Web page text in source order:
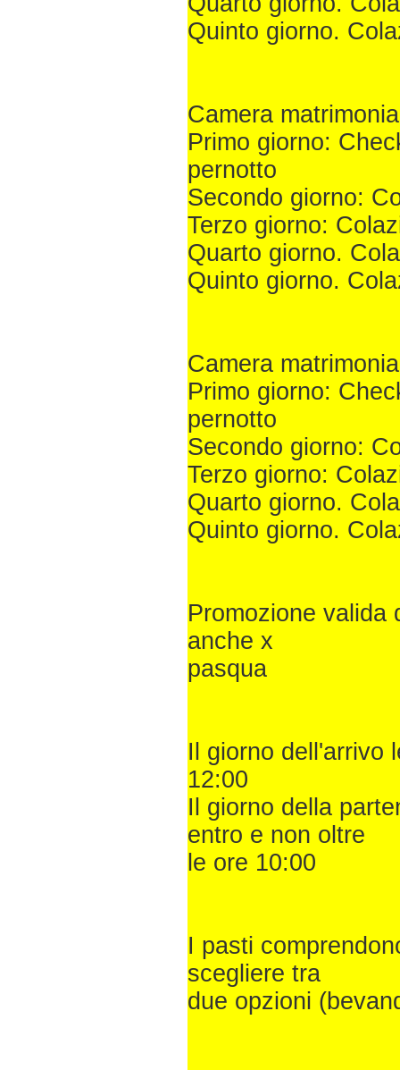
Quinto giorno.
Camera
Primo giorno:
pernotto
Secondo giorno:
Terzo giorno:
Quarto giorno.
Quinto giorno.
Camera
Primo giorno:
pernotto
Secondo giorno:
Terzo giorno:
Quarto giorno.
Quinto giorno.
Promozione
anche x
pasqua
Il giorno dell'arrivo
12:00
Il giorno della
entro e non oltre
le ore 10:00
I pasti
scegliere tra
due opzioni